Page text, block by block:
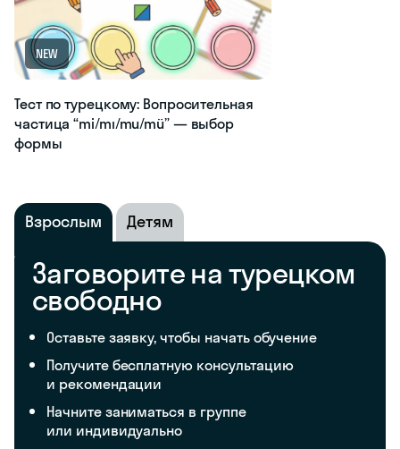
NEW
Тест по турецкому: Вопросительная
частица “mi/mı/mu/mü” — выбор
формы
Взрослым Детям
Заговорите на турецком
свободно
Оставьте заявку, чтобы начать обучение
Получите бесплатную консультацию
и рекомендации
Начните заниматься в группе
или индивидуально